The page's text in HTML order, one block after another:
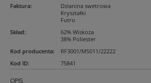
Faktura:
Dzianina swetrowa
Kryształki
Futro
Skład:
62% Wiskoza
38% Poliester
Kod producenta:
RF3001/MS011/22222
Kod ID: 75841
OPIS